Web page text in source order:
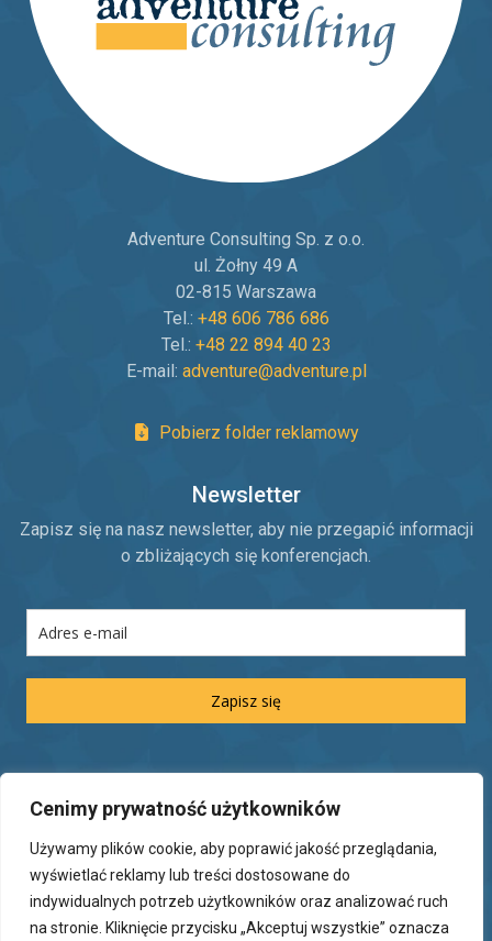
Cenimy prywatność użytkowników
Używamy plików cookie, aby poprawić jakość przeglądania,
wyświetlać reklamy lub treści dostosowane do
indywidualnych potrzeb użytkowników oraz analizować ruch
na stronie. Kliknięcie przycisku „Akceptuj wszystkie” oznacza
Adventure Consulting Sp. z o.o.
ul. Żołny 49 A
02-815 Warszawa
Tel.: +48 606 786 686
Tel.: +48 22 894 40 23
E-mail: adventure@adventure.pl
Pobierz folder reklamowy
Newsletter
Zapisz się na nasz newsletter, aby nie przegapić informacji
o zbliżających się konferencjach.
Zapisz się
Polityka prywatności